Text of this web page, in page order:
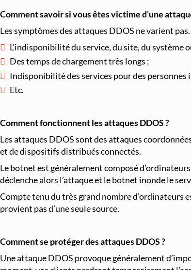
Comment savoir si vous êtes victime d’une
Les symptômes des attaques DDOS ne varient
L’indisponibilité du service, du site, du système
Des temps de chargement très longs ;
Indisponibilité des services pour des personnes
Etc.
Comment fonctionnent les attaques DDOS ?
Les attaques DDOS sont des attaques
et de dispositifs distribués connectés.
Le botnet est généralement composé
déclenche alors l’attaque et le botnet inonde le
Compte tenu du très grand nombre d’ordinateurs
provient pas d’une seule source.
Comment se protéger des attaques DDOS ?
Une attaque DDOS provoque généralement